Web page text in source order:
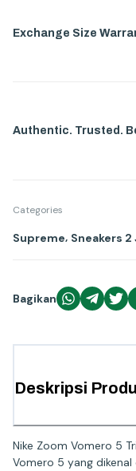
Exchange Size
Authentic. Trusted.
Categories
Supreme Sneakers 2
Bagikan
Deskripsi
Nike Zoom Vomero 5
Vomero 5 yang dikenal